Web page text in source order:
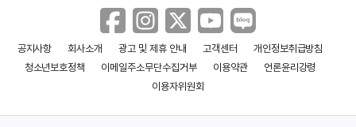
공지사항 회사소개 광고 및 제휴 안내 고객센터
개인정보취급방침
청소년보호정책
이메일주소무단수집거부 이용약관
언론윤리강령
이용자위원회